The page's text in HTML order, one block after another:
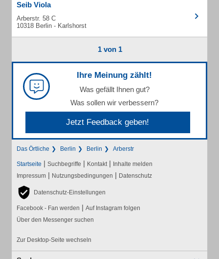
Seib Viola
Arberstr. 58 C
10318 Berlin - Karlshorst
1 von 1
Ihre Meinung zählt!
Was gefällt Ihnen gut?
Was sollen wir verbessern?
Jetzt Feedback geben!
Das Örtliche Berlin Berlin Arberstr
Startseite | Suchbegriffe | Kontakt | Inhalte melden
Impressum | Nutzungsbedingungen | Datenschutz
Datenschutz-Einstellungen
Facebook - Fan werden | Auf Instagram folgen
Über den Messenger suchen
Zur Desktop-Seite wechseln